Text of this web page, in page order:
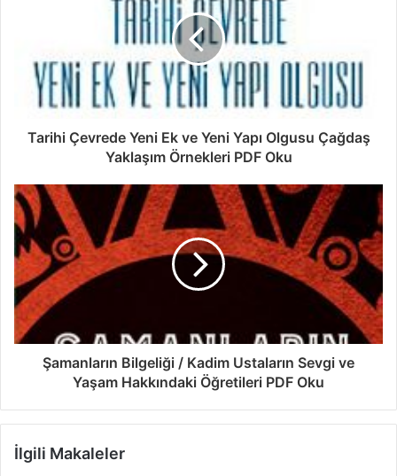
Tarihi Çevrede Yeni Ek ve Yeni Yapı Olgusu Çağdaş
Yaklaşım Örnekleri PDF Oku
Şamanların Bilgeliği / Kadim Ustaların Sevgi ve
Yaşam Hakkındaki Öğretileri PDF Oku
İlgili Makaleler